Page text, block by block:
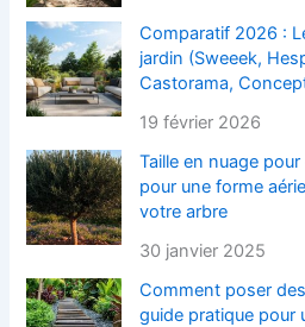
Comparatif 2026 :
jardin (Sweeek,
Castorama,
19 février 2026
Taille en nuage
pour une forme
votre arbre
30 janvier 2025
Comment poser
guide pratique pour